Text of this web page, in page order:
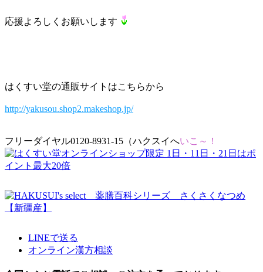
応援よろしくお願いします
はくすい堂の通販サイトはこちらから
http://yakusou.shop2.makeshop.jp/
フリーダイヤル0120-8931-15（ハクスイへいこ～！
LINEで送る
オンライン漢方相談